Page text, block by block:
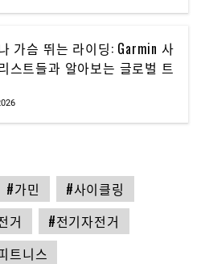
가슴 뛰는 라이딩: Garmin 사
스트들과 알아보는 글로벌 트
#가민
#사이클링
거
#전기자전거
트니스